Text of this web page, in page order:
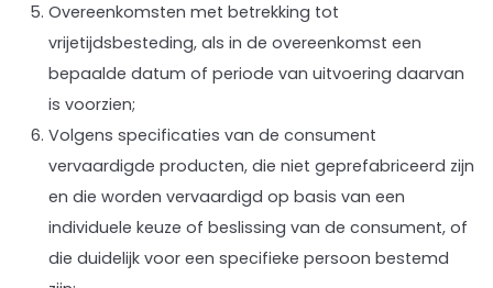
Overeenkomsten met betrekking tot
vrijetijdsbesteding, als in de overeenkomst een
bepaalde datum of periode van uitvoering daarvan
is voorzien;
Volgens specificaties van de consument
vervaardigde producten, die niet geprefabriceerd zijn
en die worden vervaardigd op basis van een
individuele keuze of beslissing van de consument, of
die duidelijk voor een specifieke persoon bestemd